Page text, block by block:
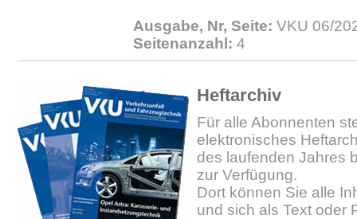
Ausgabe, Nr, Seite: VKU 06/
Seitenanzahl: 4
Heftarchiv
Für alle Abonnenten
elektronisches
des laufenden Jahres
zur Verfügung.
Dort können Sie alle
und sich als Text oder